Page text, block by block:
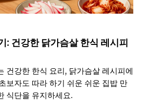
: 건강한 닭가슴살 한식 레시피
건강한 한식 요리, 닭가슴살 레시피에
보자도 따라 하기 쉬운 쉬운 집밥 만
식단을 유지하세요.